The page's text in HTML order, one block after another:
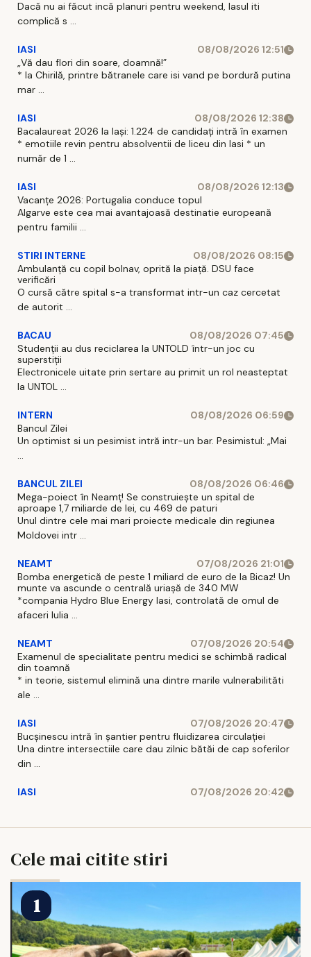
Dacă nu ai făcut incă planuri pentru weekend, Iasul iti
complică s ...
IASI
08/08/2026 12:51
„Vă dau flori din soare, doamnă!”
* la Chirilă, printre bătranele care isi vand pe bordură putina
mar ...
IASI
08/08/2026 12:38
Bacalaureat 2026 la Iași: 1.224 de candidați intră în examen
* emotiile revin pentru absolventii de liceu din Iasi * un
număr de 1 ...
IASI
08/08/2026 12:13
Vacanțe 2026: Portugalia conduce topul
Algarve este cea mai avantajoasă destinatie europeană
pentru familii ...
STIRI INTERNE
08/08/2026 08:15
Ambulanță cu copil bolnav, oprită la piață. DSU face
verificări
O cursă către spital s-a transformat intr-un caz cercetat
de autorit ...
BACAU
08/08/2026 07:45
Studenții au dus reciclarea la UNTOLD într-un joc cu
superstiții
Electronicele uitate prin sertare au primit un rol neasteptat
la UNTOL ...
INTERN
08/08/2026 06:59
Bancul Zilei
Un optimist si un pesimist intră intr-un bar. Pesimistul: „Mai
...
BANCUL ZILEI
08/08/2026 06:46
Mega-poiect în Neamț! Se construiește un spital de
aproape 1,7 miliarde de lei, cu 469 de paturi
Unul dintre cele mai mari proiecte medicale din regiunea
Moldovei intr ...
NEAMT
07/08/2026 21:01
Bomba energetică de peste 1 miliard de euro de la Bicaz! Un
munte va ascunde o centrală uriașă de 340 MW
*compania Hydro Blue Energy Iasi, controlată de omul de
afaceri Iulia ...
NEAMT
07/08/2026 20:54
Examenul de specialitate pentru medici se schimbă radical
din toamnă
* in teorie, sistemul elimină una dintre marile vulnerabilităti
ale ...
IASI
07/08/2026 20:47
Bucșinescu intră în șantier pentru fluidizarea circulației
Una dintre intersectiile care dau zilnic bătăi de cap soferilor
din ...
IASI 07/08/2026 20:42
Cele mai citite stiri